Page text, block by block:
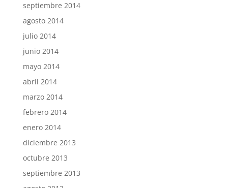
septiembre 2014
agosto 2014
julio 2014
junio 2014
mayo 2014
abril 2014
marzo 2014
febrero 2014
enero 2014
diciembre 2013
octubre 2013
septiembre 2013